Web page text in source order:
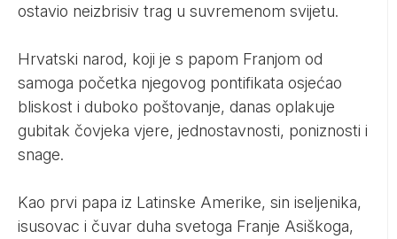
ostavio neizbrisiv trag u suvremenom svijetu.
Hrvatski narod, koji je s papom Franjom od
samoga početka njegovog pontifikata osjećao
bliskost i duboko poštovanje, danas oplakuje
gubitak čovjeka vjere, jednostavnosti, poniznosti i
snage.
Kao prvi papa iz Latinske Amerike, sin iseljenika,
isusovac i čuvar duha svetoga Franje Asiškoga,